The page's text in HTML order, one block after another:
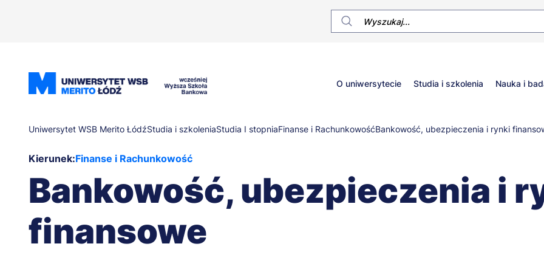
Główne
menu
O uniwersytecie Studia i szkolenia Nauka i
Ścieżka
nawigacyjna
Uniwersytet WSB Merito ŁódźStudia i szkoleniaStudia I stopniaFinanse i RachunkowośćBankowość, ubezpieczenia i rynki
Kierunek:Finanse i Rachunkowość
Bankowość, ubezpieczenia i
finansowe